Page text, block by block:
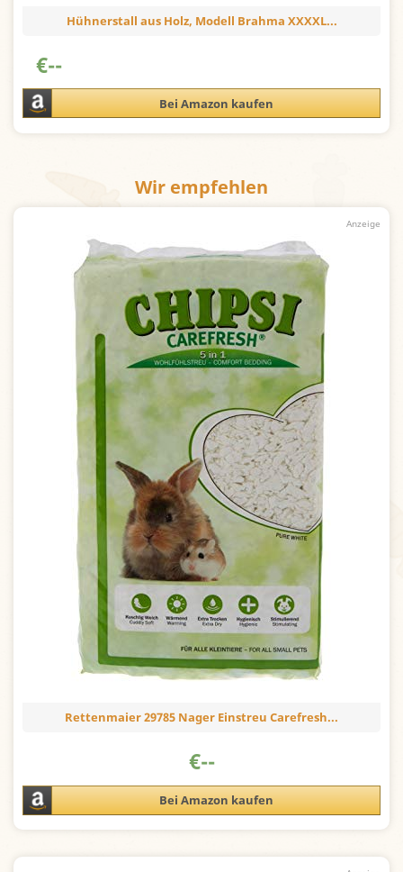
Wir empfehlen
Rettenmaier 29785 Nager Einstreu Carefresh...
€--
Bei Amazon kaufen
Hühnerstall aus Holz, Modell Brahma XXXXL...
€--
Bei Amazon kaufen